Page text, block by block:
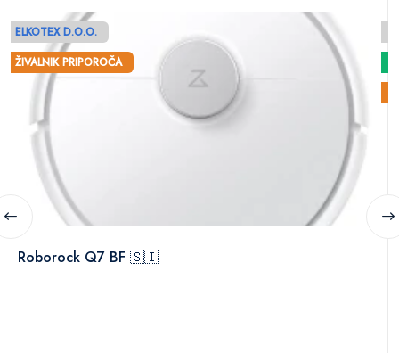
ELKOTEX D.O.O.
ŽIVALNIK PRIPOROČA
Roborock Q7 BF 🇸🇮